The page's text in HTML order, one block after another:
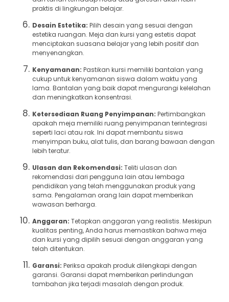
praktis di lingkungan belajar.
Desain Estetika: Pilih desain yang sesuai dengan
estetika ruangan. Meja dan kursi yang estetis dapat
menciptakan suasana belajar yang lebih positif dan
menyenangkan.
Kenyamanan: Pastikan kursi memiliki bantalan yang
cukup untuk kenyamanan siswa dalam waktu yang
lama. Bantalan yang baik dapat mengurangi kelelahan
dan meningkatkan konsentrasi.
Ketersediaan Ruang Penyimpanan: Pertimbangkan
apakah meja memiliki ruang penyimpanan terintegrasi
seperti laci atau rak. Ini dapat membantu siswa
menyimpan buku, alat tulis, dan barang bawaan dengan
lebih teratur.
Ulasan dan Rekomendasi: Teliti ulasan dan
rekomendasi dari pengguna lain atau lembaga
pendidikan yang telah menggunakan produk yang
sama. Pengalaman orang lain dapat memberikan
wawasan berharga.
Anggaran: Tetapkan anggaran yang realistis. Meskipun
kualitas penting, Anda harus memastikan bahwa meja
dan kursi yang dipilih sesuai dengan anggaran yang
telah ditentukan.
Garansi: Periksa apakah produk dilengkapi dengan
garansi. Garansi dapat memberikan perlindungan
tambahan jika terjadi masalah dengan produk.